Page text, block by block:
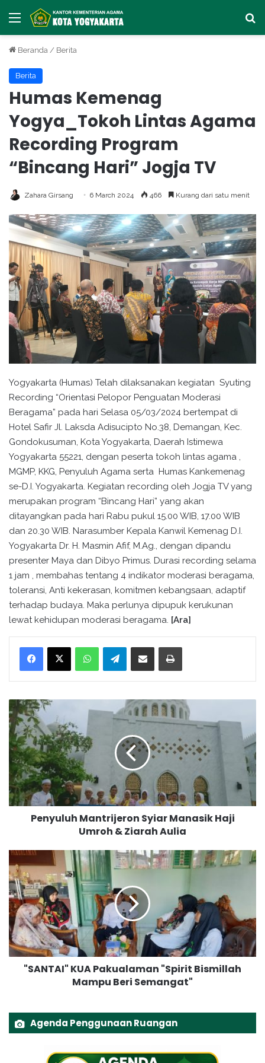
Menu
Beranda / Berita
Berita
Humas Kemenag
Yogya_Tokoh Lintas Agama
Recording Program
“Bincang Hari” Jogja TV
Zahara Girsang 6 March 2024 466 Kurang dari satu menit
Yogyakarta (Humas) Telah dilaksanakan kegiatan Syuting
Recording “Orientasi Pelopor Penguatan Moderasi
Beragama” pada hari Selasa 05/03/2024 bertempat di
Hotel Safir Jl. Laksda Adisucipto No.38, Demangan, Kec.
Gondokusuman, Kota Yogyakarta, Daerah Istimewa
Yogyakarta 55221, dengan peserta tokoh lintas agama ,
MGMP, KKG, Penyuluh Agama serta Humas Kankemenag
se-D.I. Yogyakarta. Kegiatan recording oleh Jogja TV yang
merupakan program “Bincang Hari” yang akan
ditayangkan pada hari Rabu pukul 15.00 WIB, 17.00 WIB
dan 20.30 WIB. Narasumber Kepala Kanwil Kemenag D.I.
Yogyakarta Dr. H. Masmin Afif, M.Ag., dengan dipandu
presenter Maya dan Dibyo Primus. Durasi recording selama
1 jam , membahas tentang 4 indikator moderasi beragama,
toleransi, Anti kekerasan, komitmen kebangsaan, adaptif
terhadap budaya. Maka perlunya dipupuk kerukunan
lewat kehidupan moderasi beragama. [Ara]
WhatsApp Telegram
P
e
n
y
u
h
M
r
i
j
e
r
o
n
S
y
Penyuluh Mantrijeron Syiar Manasik Haji
Umroh & Ziarah Aulia
"
S
A
N
T
A
I
"
K
"SANTAI" KUA Pakualaman "Spirit Bismillah
Mampu Beri Semangat"
Agenda Penggunaan Ruangan